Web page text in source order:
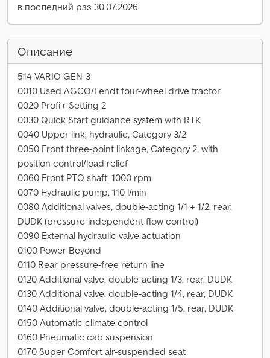
в последний раз 30.07.2026
Описание
514 VARIO GEN-3
0010 Used AGCO/Fendt four-wheel drive tractor
0020 Profi+ Setting 2
0030 Quick Start guidance system with RTK
0040 Upper link, hydraulic, Category 3/2
0050 Front three-point linkage, Category 2, with
position control/load relief
0060 Front PTO shaft, 1000 rpm
0070 Hydraulic pump, 110 l/min
0080 Additional valves, double-acting 1/1 + 1/2, rear,
DUDK (pressure-independent flow control)
0090 External hydraulic valve actuation
0100 Power-Beyond
0110 Rear pressure-free return line
0120 Additional valve, double-acting 1/3, rear, DUDK
0130 Additional valve, double-acting 1/4, rear, DUDK
0140 Additional valve, double-acting 1/5, rear, DUDK
0150 Automatic climate control
0160 Pneumatic cab suspension
0170 Super Comfort air-suspended seat